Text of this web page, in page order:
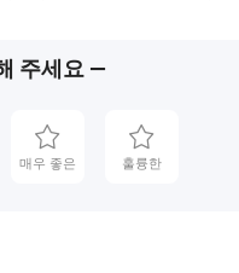
주세요 —
매우 좋은 훌륭한